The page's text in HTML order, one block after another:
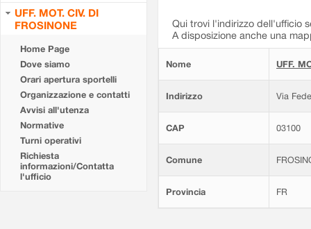
UFF. MOT. CIV. DI
FROSINONE
Home Page
Dove siamo
Orari apertura sportelli
Organizzazione e contatti
Avvisi all'utenza
Normative
Turni operativi
Richiesta
informazioni/Contatta
l'ufficio
Qui trovi l'indirizzo dell'ufficio
A disposizione anche una
Nome UFF.
Indirizzo Via
CAP 03100
Comune
Provincia FR